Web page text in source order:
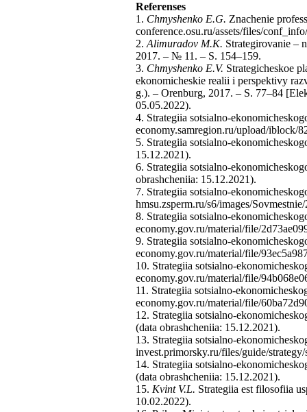
Referenses
1. Chmyshenko E.G. Znachenie
conference.osu.ru/assets/files/
2.Alimuradov M.K. Strategirovanie –
2017. – № 11. – S. 154–159.
3. Chmyshenko E.V. Strategicheskoe
ekonomicheskie realii i perspektivy
g.). – Orenburg, 2017. – S. 77–84
05.05.2022).
4. Strategiia sotsialno-
economy.samregion.ru/upload/iblock/
5. Strategiia sotsialno-
15.12.2021).
6. Strategiia sotsialno-
obrashcheniia: 15.12.2021).
7. Strategiia sotsialno-
hmsu.zsperm.ru/s6/images/
8. Strategiia sotsialno-
economy.gov.ru/material/file/
9. Strategiia sotsialno-
economy.gov.ru/material/file/
10. Strategiia sotsialno-
economy.gov.ru/material/file/
11. Strategiia sotsialno-
economy.gov.ru/material/file/
12. Strategiia sotsialno-
(data obrashcheniia: 15.12.2021).
13. Strategiia sotsialno-
invest.primorsky.ru/files/guide/
14. Strategiia sotsialno-
(data obrashcheniia: 15.12.2021).
15. Kvint V.L. Strategiia est filosofiia
10.02.2022).